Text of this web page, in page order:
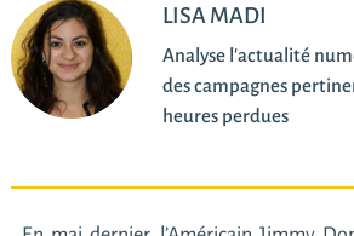
LISA MADI
Analyse l'actualité
des campagnes
heures perdues